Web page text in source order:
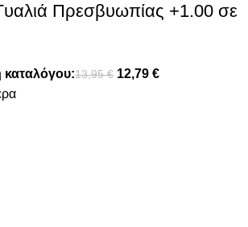
Πρεσβυωπίας +1.00 σε
καταλόγου:13,95€ 12,79 €